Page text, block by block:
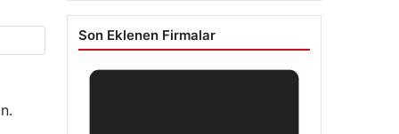
Son Eklenen Firmalar